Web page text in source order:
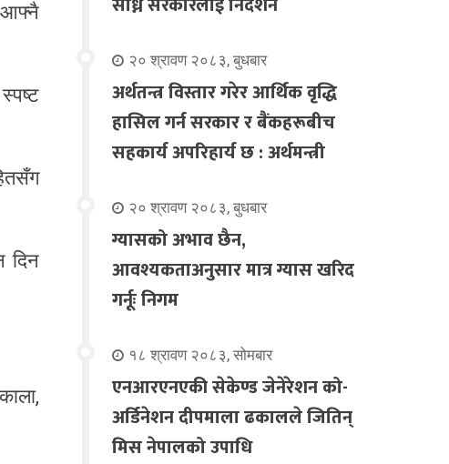
आफ्नै
दिन
२० श्रावण २०८३, बुधबार
अर्थतन्त्र विस्तार गरेर आर्थिक वृद्धि
हासिल गर्न सरकार र बैंकहरूबीच
सहकार्य अपरिहार्य छ : अर्थमन्त्री
२० श्रावण २०८३, बुधबार
ग्यासको अभाव छैन,
आवश्यकताअनुसार मात्र ग्यास खरिद
गर्नूः निगम
१८ श्रावण २०८३, सोमबार
एनआरएनएकी सेकेण्ड जेनेरेशन को-
अर्डिनेशन दीपमाला ढकालले जितिन्
मिस नेपालको उपाधि